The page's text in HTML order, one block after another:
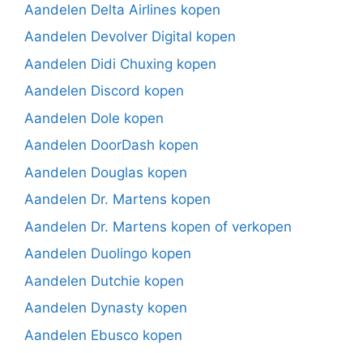
Aandelen Delta Airlines kopen
Aandelen Devolver Digital kopen
Aandelen Didi Chuxing kopen
Aandelen Discord kopen
Aandelen Dole kopen
Aandelen DoorDash kopen
Aandelen Douglas kopen
Aandelen Dr. Martens kopen
Aandelen Dr. Martens kopen of verkopen
Aandelen Duolingo kopen
Aandelen Dutchie kopen
Aandelen Dynasty kopen
Aandelen Ebusco kopen